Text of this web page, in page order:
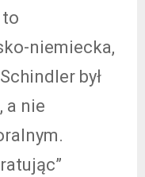
to
niemiecka,
był
a nie